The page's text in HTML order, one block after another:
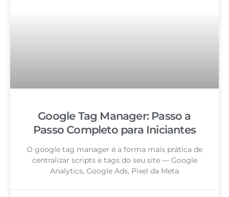
Google Tag Manager: Passo a
Passo Completo para Iniciantes
O google tag manager é a forma mais prática de
centralizar scripts e tags do seu site — Google
Analytics, Google Ads, Pixel da Meta